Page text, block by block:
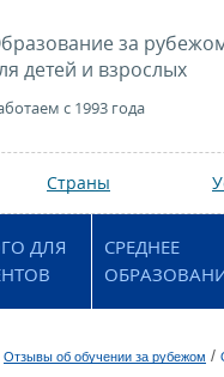
за
детей и взрослых
с 1993 года
Страны
ДЛЯ
СРЕДНЕЕ
Отзывы об обучении за рубежом /